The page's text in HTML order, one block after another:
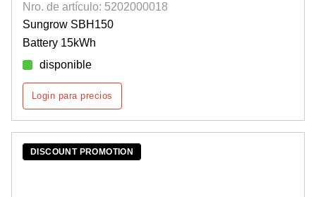
Nro. de artículo: 5202000018
Sungrow SBH150
Battery 15kWh
disponible
Login para precios
DISCOUNT PROMOTION